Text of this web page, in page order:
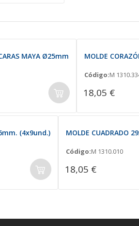
MAYA Ø25mm MOLDE
Código:M
18,05 €
(4x9und.) MOLDE CUADRADO
Código:M 1310.010
18,05 €